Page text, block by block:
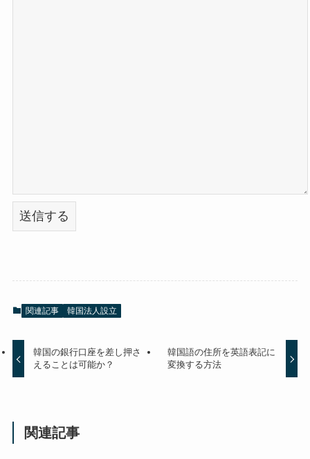
関連記事 韓国法人設立
韓国の銀行口座を差し押さ
えることは可能か？
韓国語の住所を英語表記に
変換する方法
関連記事